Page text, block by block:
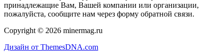
принадлежащие Вам, Вашей компании или организации,
пожалуйста, сообщите нам через форму обратной связи.
Copyright © 2026 minermag.ru
Дизайн от ThemesDNA.com